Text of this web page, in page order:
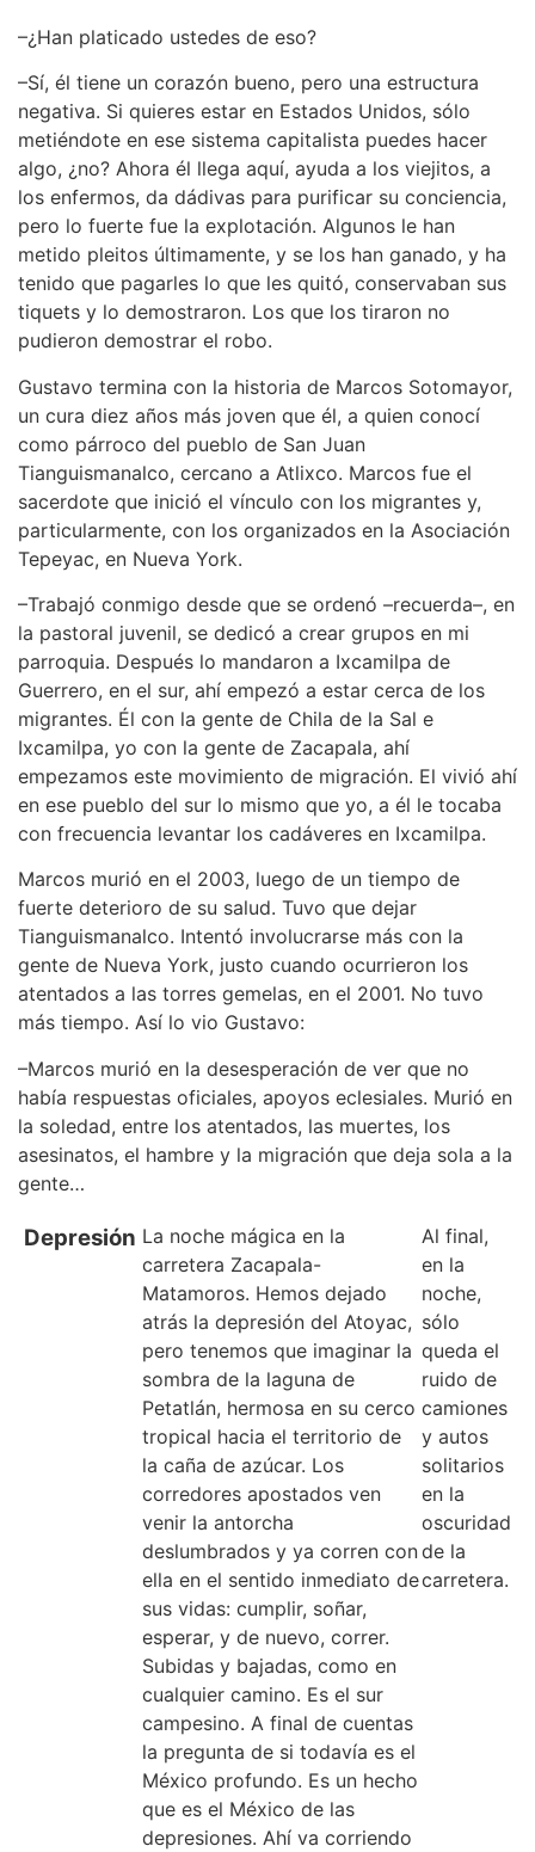
–¿Han platicado ustedes de eso?
–Sí, él tiene un corazón bueno, pero una estructura
negativa. Si quieres estar en Estados Unidos, sólo
metiéndote en ese sistema capitalista puedes hacer
algo, ¿no? Ahora él llega aquí, ayuda a los viejitos, a
los enfermos, da dádivas para purificar su conciencia,
pero lo fuerte fue la explotación. Algunos le han
metido pleitos últimamente, y se los han ganado, y ha
tenido que pagarles lo que les quitó, conservaban sus
tiquets y lo demostraron. Los que los tiraron no
pudieron demostrar el robo.
Gustavo termina con la historia de Marcos Sotomayor,
un cura diez años más joven que él, a quien conocí
como párroco del pueblo de San Juan
Tianguismanalco, cercano a Atlixco. Marcos fue el
sacerdote que inició el vínculo con los migrantes y,
particularmente, con los organizados en la Asociación
Tepeyac, en Nueva York.
–Trabajó conmigo desde que se ordenó –recuerda–, en
la pastoral juvenil, se dedicó a crear grupos en mi
parroquia. Después lo mandaron a Ixcamilpa de
Guerrero, en el sur, ahí empezó a estar cerca de los
migrantes. Él con la gente de Chila de la Sal e
Ixcamilpa, yo con la gente de Zacapala, ahí
empezamos este movimiento de migración. El vivió ahí
en ese pueblo del sur lo mismo que yo, a él le tocaba
con frecuencia levantar los cadáveres en Ixcamilpa.
Marcos murió en el 2003, luego de un tiempo de
fuerte deterioro de su salud. Tuvo que dejar
Tianguismanalco. Intentó involucrarse más con la
gente de Nueva York, justo cuando ocurrieron los
atentados a las torres gemelas, en el 2001. No tuvo
más tiempo. Así lo vio Gustavo:
–Marcos murió en la desesperación de ver que no
había respuestas oficiales, apoyos eclesiales. Murió en
la soledad, entre los atentados, las muertes, los
asesinatos, el hambre y la migración que deja sola a la
gente…
Depresión La noche mágica en la
carretera Zacapala-
Matamoros. Hemos dejado
atrás la depresión del Atoyac,
pero tenemos que imaginar la
sombra de la laguna de
Petatlán, hermosa en su cerco
tropical hacia el territorio de
la caña de azúcar. Los
corredores apostados ven
venir la antorcha
deslumbrados y ya corren con
ella en el sentido inmediato de
sus vidas: cumplir, soñar,
esperar, y de nuevo, correr.
Subidas y bajadas, como en
cualquier camino. Es el sur
campesino. A final de cuentas
la pregunta de si todavía es el
México profundo. Es un hecho
que es el México de las
depresiones. Ahí va corriendo
Al final,
en la
noche,
sólo
queda el
ruido de
camiones
y autos
solitarios
en la
oscuridad
de la
carretera.